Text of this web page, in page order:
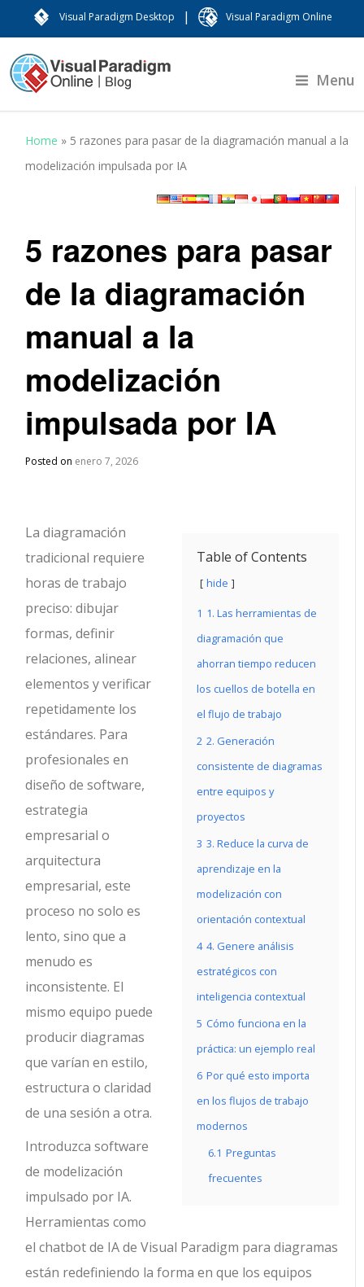
Visual Paradigm Desktop | Visual Paradigm Online
Menu
Home » 5 razones para pasar de la diagramación manual a la
modelización impulsada por IA
5 razones para pasar
de la diagramación
manual a la
modelización
impulsada por IA
Posted on enero 7, 2026
Table of Contents
hide
1 1. Las herramientas de
diagramación que
ahorran tiempo reducen
los cuellos de botella en
el flujo de trabajo
2 2. Generación
consistente de diagramas
entre equipos y
proyectos
3 3. Reduce la curva de
aprendizaje en la
modelización con
orientación contextual
4 4. Genere análisis
estratégicos con
inteligencia contextual
5 Cómo funciona en la
práctica: un ejemplo real
6 Por qué esto importa
en los flujos de trabajo
modernos
6.1 Preguntas
frecuentes
La diagramación
tradicional requiere
horas de trabajo
preciso: dibujar
formas, definir
relaciones, alinear
elementos y verificar
repetidamente los
estándares. Para
profesionales en
diseño de software,
estrategia
empresarial o
arquitectura
empresarial, este
proceso no solo es
lento, sino que a
menudo es
inconsistente. El
mismo equipo puede
producir diagramas
que varían en estilo,
estructura o claridad
de una sesión a otra.
Introduzca software
de modelización
impulsado por IA.
Herramientas como
el chatbot de IA de Visual Paradigm para diagramas
están redefiniendo la forma en que los equipos